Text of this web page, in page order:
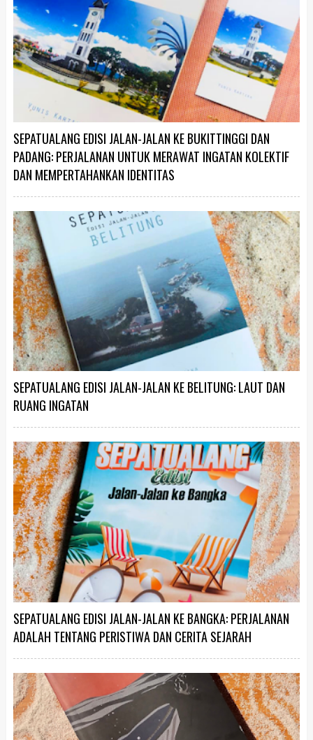
SEPATUALANG EDISI JALAN-JALAN KE BUKITTINGGI DAN
PADANG: PERJALANAN UNTUK MERAWAT INGATAN KOLEKTIF
DAN MEMPERTAHANKAN IDENTITAS
SEPATUALANG EDISI JALAN-JALAN KE BELITUNG: LAUT DAN
RUANG INGATAN
SEPATUALANG EDISI JALAN-JALAN KE BANGKA: PERJALANAN
ADALAH TENTANG PERISTIWA DAN CERITA SEJARAH